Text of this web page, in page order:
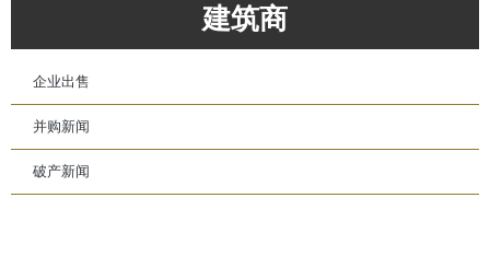
建筑商
企业出售
并购新闻
破产新闻